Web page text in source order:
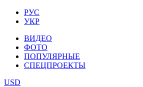
РУС
УКР
ВИДЕО
ФОТО
ПОПУЛЯРНЫЕ
СПЕЦПРОЕКТЫ
USD